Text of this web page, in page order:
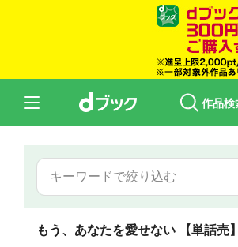
作品検
もう、あなたを愛せない 【単話売】